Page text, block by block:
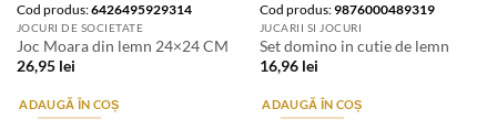
Cod produs:6426495929314
JOCURI DE SOCIETATE
Joc Moara din lemn 24×24 CM
26,95 lei
ADAUGĂ ÎN COȘ
Cod produs:9876000489319
JUCARII SI JOCURI
Set domino in cutie de lemn
16,96 lei
ADAUGĂ ÎN COȘ